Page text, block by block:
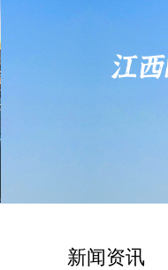
新闻资讯